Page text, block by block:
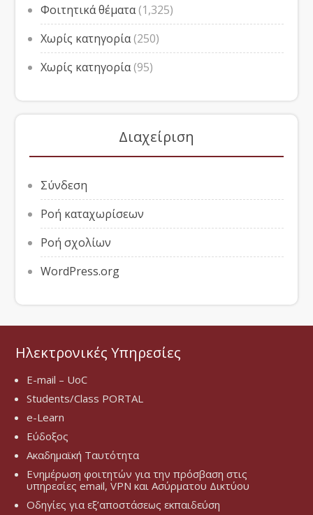
Φοιτητικά θέματα(1,325)
Χωρίς κατηγορία(250)
Χωρίς κατηγορία(95)
Διαχείριση
Σύνδεση
Ροή καταχωρίσεων
Ροή σχολίων
WordPress.org
Ηλεκτρονικές Υπηρεσίες
E-mail – UoC
Students/Class PORTAL
e-Learn
Εύδοξος
Ακαδημαϊκή Ταυτότητα
Ενημέρωση φοιτητών για την πρόσβαση στις
υπηρεσίες email, VPN και Ασύρματου Δικτύου
Οδηγίες για εξ’αποστάσεως εκπαιδεύση